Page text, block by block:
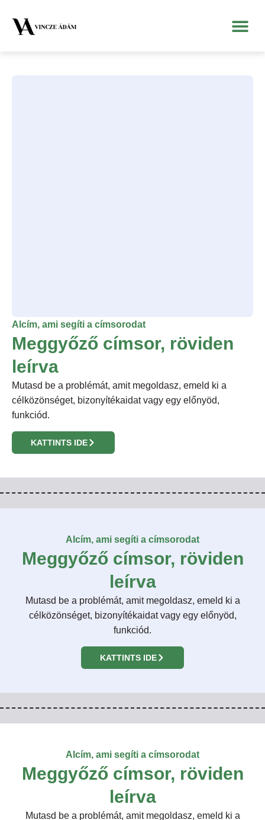
Alcím, ami segíti a címsorodat
Meggyőző címsor, röviden
leírva
Mutasd be a problémát, amit megoldasz, emeld ki a
célközönséget, bizonyítékaidat vagy egy előnyöd,
funkciód.
KATTINTS IDE
Alcím, ami segíti a címsorodat
Meggyőző címsor, röviden
leírva
Mutasd be a problémát, amit megoldasz, emeld ki a
célközönséget, bizonyítékaidat vagy egy előnyöd,
funkciód.
KATTINTS IDE
Alcím, ami segíti a címsorodat
Meggyőző címsor, röviden
leírva
Mutasd be a problémát, amit megoldasz, emeld ki a